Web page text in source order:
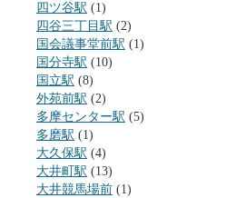
四ツ谷駅 (1)
四谷三丁目駅 (2)
国会議事堂前駅 (1)
国分寺駅 (10)
国立駅 (8)
外苑前駅 (2)
多摩センター駅 (5)
多磨駅 (1)
大久保駅 (4)
大井町駅 (13)
大井競馬場前 (1)